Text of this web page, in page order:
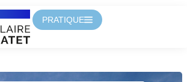
PRATIQUE